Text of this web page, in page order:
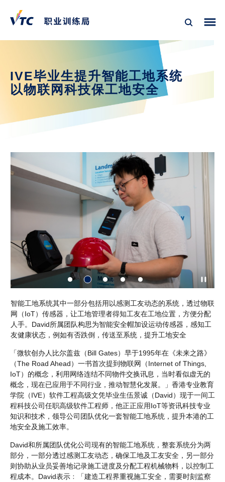
IVE毕业生提升智能工地系统
以物联网科技保工地安全
智能工地系统其中一部分包括用以感测工友动态的系统，透过物联
网（IoT）传感器，让工地管理者得知工友在工地位置，方便分配
人手。David所属团队构思为智能安全帽加设运动传感器，感知工
友健康状态，例如有否跌倒，传送至系统，提升工地安全
「微软创办人比尔盖兹（Bill Gates）早于1995年在《未来之路》
（The Road Ahead）一书首次提到物联网（Internet of Things,
IoT）的概念，利用网络连结不同物件交换讯息，当时看似虚无的
概念，现在已应用于不同行业，推动智慧化发展。」香港专业教育
学院（IVE）软件工程高级文凭毕业生伍景诚（David）现于一间工
程科技公司任职高级软件工程师，他正正应用IoT等资讯科技专业
知识和技术，领导公司团队优化一套智能工地系统，提升本港的工
地安全及施工效率。
David和所属团队优化公司现有的智能工地系统，整套系统分为两
部分，一部分透过感测工友动态，确保工地及工友安全，另一部分
则协助从业员妥善地记录施工进度及分配工程机械物料，以控制工
程成本。David表示﹕「建造工程界重视施工安全，需要时刻监察